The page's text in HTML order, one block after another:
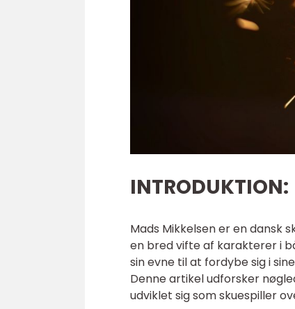
INTRODUKTION:
Mads Mikkelsen er en dansk
en bred vifte af karakterer i
sin evne til at fordybe sig i
Denne artikel udforsker
udviklet sig som skuespiller